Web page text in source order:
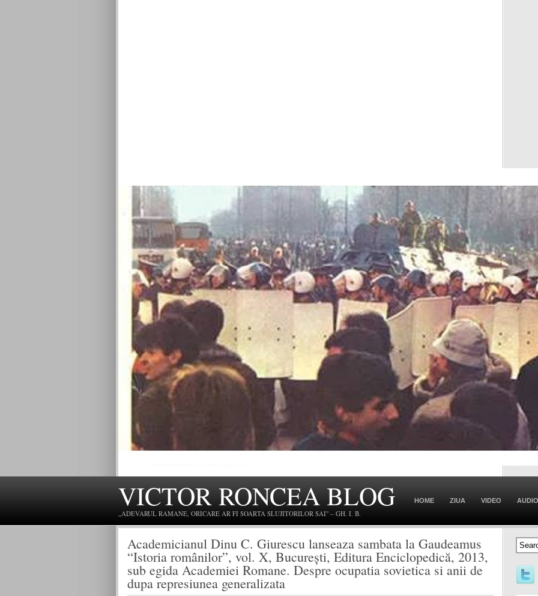
VICTOR RONCEA BLOG
„ADEVARUL RAMANE, ORICARE AR FI SOARTA SLUJITORILOR SAI" – GH. I. B.
HOME ZIUA VIDEO AUDIO
Academicianul Dinu C. Giurescu lanseaza sambata la Gaudeamus
“Istoria românilor”, vol. X, București, Editura Enciclopedică, 2013,
sub egida Academiei Romane. Despre ocupatia sovietica si anii de
dupa represiunea generalizata